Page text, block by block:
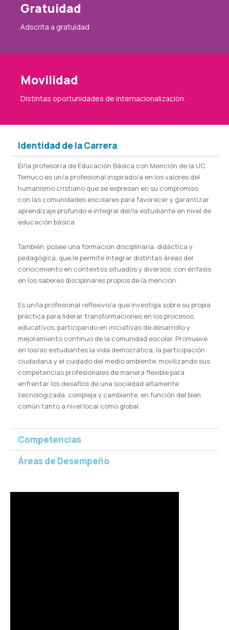
Gratuidad
Adscrita a gratuidad
Movilidad
Distintas oportunidades de internacionalización.
Identidad de la Carrera
El/la profesor/a de Educación Básica con Mención de la UC
Temuco es un/a profesional inspirado/a en los valores del
humanismo cristiano que se expresan en su compromiso
con las comunidades escolares para favorecer y garantizar
aprendizaje profundo e integral del/la estudiante en nivel de
educación básica.
También, posee una formación disciplinaria, didáctica y
pedagógica, que le permite integrar distintas áreas del
conocimiento en contextos situados y diversos, con énfasis
en los saberes disciplinares propios de la mención.
Es un/la profesional reflexivo/a que investiga sobre su propia
práctica para liderar transformaciones en los procesos
educativos, participando en iniciativas de desarrollo y
mejoramiento continuo de la comunidad escolar. Promueve
en los/as estudiantes la vida democrática, la participación
ciudadana y el cuidado del medio ambiente, movilizando sus
competencias profesionales de manera flexible para
enfrentar los desafíos de una sociedad altamente
tecnologizada, compleja y cambiante, en función del bien
común tanto a nivel local como global.
Competencias
Áreas de Desempeño